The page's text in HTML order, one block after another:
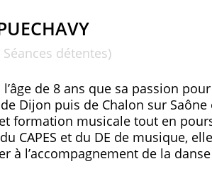
détentes)
de 8 ans que sa passion
Dijon puis de Chalon sur
formation musicale tout en
CAPES et du DE de musique,
à l’accompagnement de la